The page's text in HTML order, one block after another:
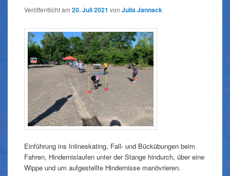
Veröffentlicht am 20. Juli 2021 von Julia Jannack
Einführung ins Inlineskating, Fall- und Bückübungen beim
Fahren, Hindernislaufen unter der Stange hindurch, über eine
Wippe und um aufgestellte Hindernisse manövrieren.